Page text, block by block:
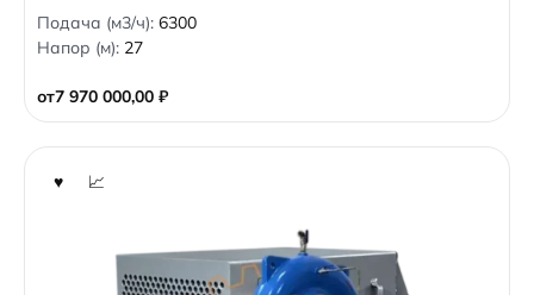
от7 970 000,00 ₽
0
o
u
f
5
Подача (м3/ч): 6300
Напор (м): 27